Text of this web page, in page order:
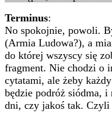
Terminus:
No spokojnie, powoli.
(Armia Ludowa?), a
do której wszyscy się
fragment. Nie chodzi o
cytatami, ale żeby
będzie podróż siódma, i
dni, czy jakoś tak. Czyli